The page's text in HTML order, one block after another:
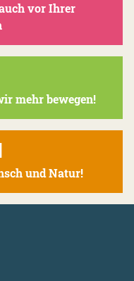
vor Ihrer
mehr bewegen!
und Natur!
oben scrollen